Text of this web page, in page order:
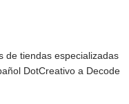
de tiendas especializadas
DotCreativo a Decode